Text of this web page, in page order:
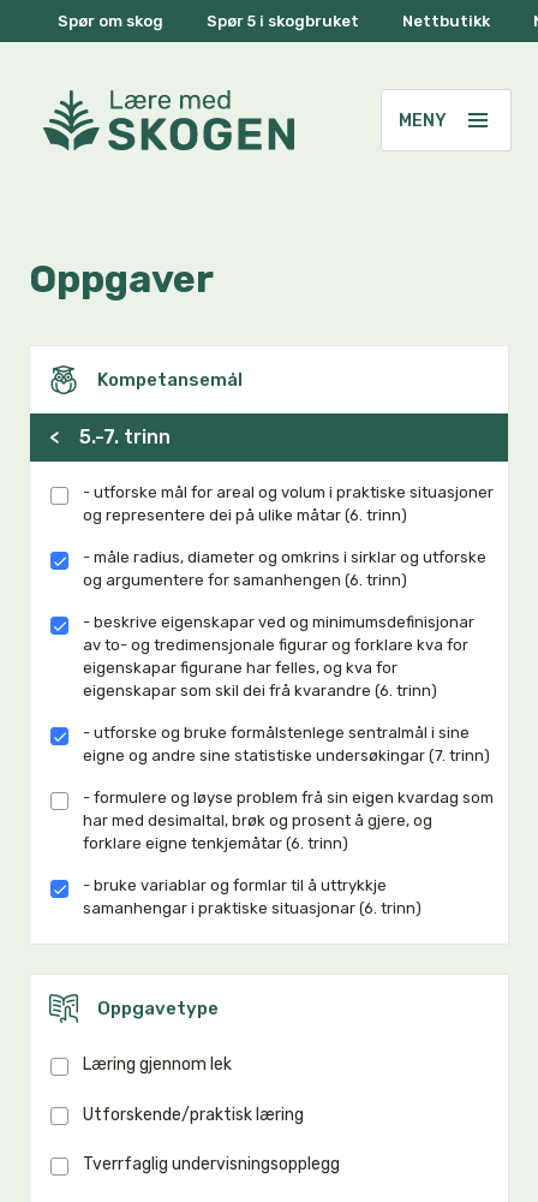
Spør om skog Spør 5 i skogbruket Nettbutikk
Oppgaver
Kompetansemål
< 5.-7. trinn
- utforske mål for areal og volum i praktiske situasjoner
og representere dei på ulike måtar (6. trinn)
- måle radius, diameter og omkrins i sirklar og utforske
og argumentere for samanhengen (6. trinn)
- beskrive eigenskapar ved og minimumsdefinisjonar
av to- og tredimensjonale figurar og forklare kva for
eigenskapar figurane har felles, og kva for
eigenskapar som skil dei frå kvarandre (6. trinn)
- utforske og bruke formålstenlege sentralmål i sine
eigne og andre sine statistiske undersøkingar (7. trinn)
- formulere og løyse problem frå sin eigen kvardag som
har med desimaltal, brøk og prosent å gjere, og
forklare eigne tenkjemåtar (6. trinn)
- bruke variablar og formlar til å uttrykkje
samanhengar i praktiske situasjonar (6. trinn)
Oppgavetype
Læring gjennom lek
Utforskende/praktisk læring
Tverrfaglig undervisningsopplegg